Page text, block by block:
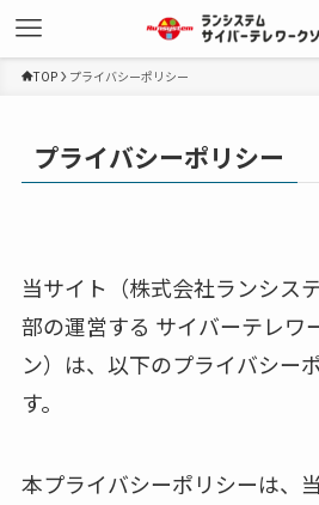
TOP プライバシーポリシー
プライバシーポリシー
当サイト（株式会社ランシス
部の運営する サイバーテレワ
ン）は、以下のプライバシー
す。
本プライバシーポリシーは、